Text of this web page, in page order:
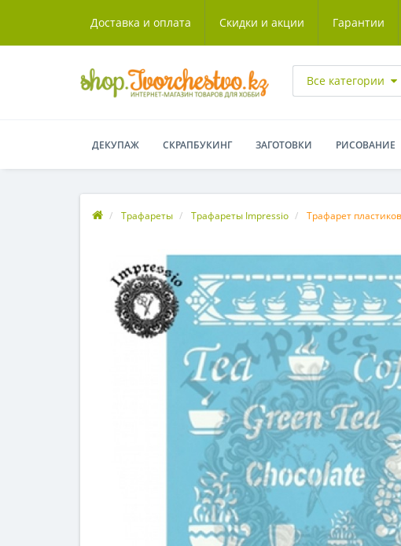
Доставка и оплата Скидки и акции Гарантии
Все категории
ДЕКУПАЖ СКРАПБУКИНГ ЗАГОТОВКИ РИСОВАНИЕ
Трафареты Трафареты Impressio Трафарет